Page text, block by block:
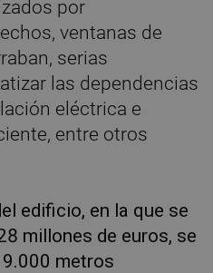
por
ventanas de
serias
las dependencias
eléctrica e
entre otros
edificio, en la que se
millones de euros, se
metros